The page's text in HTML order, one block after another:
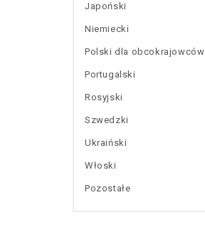
Japoński
Niemiecki
Polski dla obcokrajowców
Portugalski
Rosyjski
Szwedzki
Ukraiński
Włoski
Pozostałe